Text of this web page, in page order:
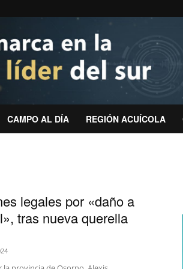
CAMPO AL DÍA REGIÓN ACUÍCOLA
legales por «daño a
tras nueva querella